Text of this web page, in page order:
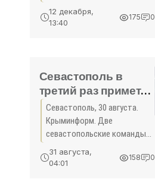
300 делегатов из разных
стран мира. Мероприятие
аспектах развития
12 декабря,
13:40
175 0
Севастополь в
третий раз примет
Суперфинал
баскетбольного
чемпионата России
среди любителей -
«Спорт Крыма»
Севастополь, 30 августа.
Крыминформ. Две
севастопольские команды и
один коллектив из
Симферополя примут
31 августа,
04:01
158 0